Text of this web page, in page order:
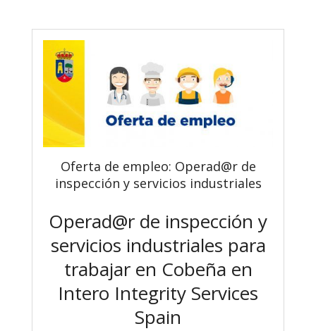
Oferta de empleo: Operad@r de
inspección y servicios industriales
Operad@r de inspección y
servicios industriales para
trabajar en Cobeña en
Intero Integrity Services
Spain